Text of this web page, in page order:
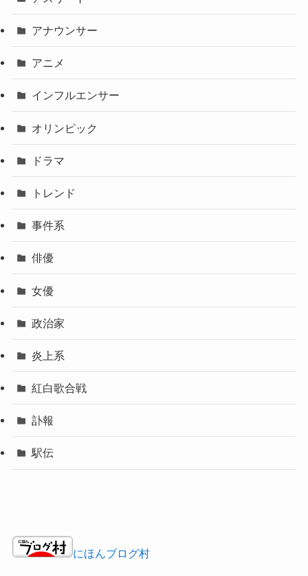
アナウンサー
アニメ
インフルエンサー
オリンピック
ドラマ
トレンド
事件系
俳優
女優
政治家
炎上系
紅白歌合戦
訃報
駅伝
にほんブログ村